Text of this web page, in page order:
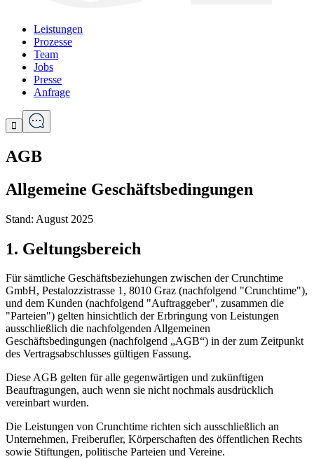
Leistungen
Prozesse
Team
Jobs
Presse
Anfrage

AGB
Allgemeine Geschäftsbedingungen
Stand: August 2025
1. Geltungsbereich
Für sämtliche Geschäftsbeziehungen zwischen der Crunchtime
GmbH, Pestalozzistrasse 1, 8010 Graz (nachfolgend "Crunchtime"),
und dem Kunden (nachfolgend "Auftraggeber", zusammen die
"Parteien") gelten hinsichtlich der Erbringung von Leistungen
ausschließlich die nachfolgenden Allgemeinen
Geschäftsbedingungen (nachfolgend „AGB“) in der zum Zeitpunkt
des Vertragsabschlusses gültigen Fassung.
Diese AGB gelten für alle gegenwärtigen und zukünftigen
Beauftragungen, auch wenn sie nicht nochmals ausdrücklich
vereinbart wurden.
Die Leistungen von Crunchtime richten sich ausschließlich an
Unternehmen, Freiberufler, Körperschaften des öffentlichen Rechts
sowie Stiftungen, politische Parteien und Vereine.